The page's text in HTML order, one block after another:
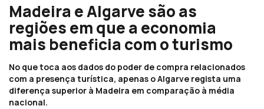
Madeira e Algarve são as
regiões em que a economia
mais beneficia com o turismo
No que toca aos dados do poder de compra relacionados
com a presença turística, apenas o Algarve regista uma
diferença superior à Madeira em comparação à média
nacional.